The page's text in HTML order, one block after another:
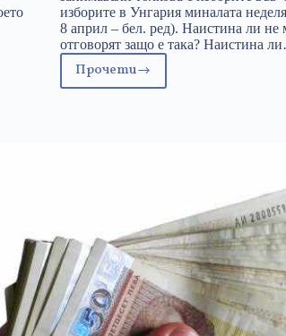
изборите в Унгария миналата
8 април – бел. ред). Наистина ли не
отговорят защо е така? Наистина
ПрочетиЕволюция
Виктор
Орбан